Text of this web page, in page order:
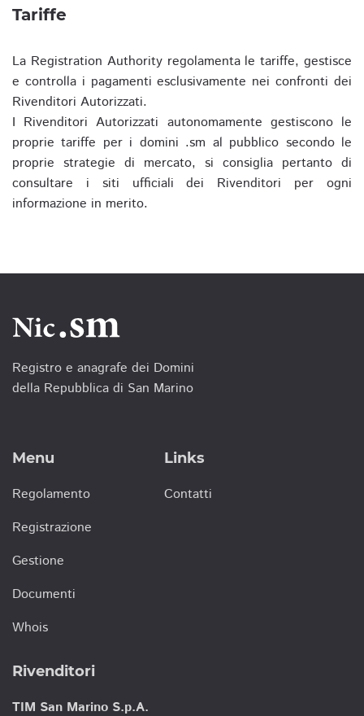
Tariffe
La Registration Authority regolamenta le tariffe, gestisce
e controlla i pagamenti esclusivamente nei confronti dei
Rivenditori Autorizzati.
I Rivenditori Autorizzati autonomamente gestiscono le
proprie tariffe per i domini .sm al pubblico secondo le
proprie strategie di mercato, si consiglia pertanto di
consultare i siti ufficiali dei Rivenditori per ogni
informazione in merito.
Registro e anagrafe dei Domini
della Repubblica di San Marino
Menu
Regolamento
Registrazione
Gestione
Documenti
Whois
Links
Contatti
Rivenditori
TIM San Marino S.p.A.